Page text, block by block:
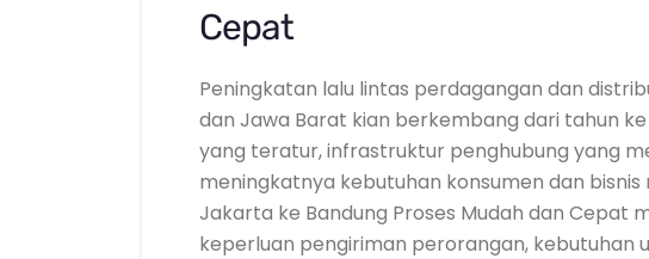
Cepat
Peningkatan lalu lintas perdagangan dan
dan Jawa Barat kian berkembang dari tahun
yang teratur, infrastruktur penghubung yang
meningkatnya kebutuhan konsumen dan
Jakarta ke Bandung Proses Mudah dan Cepat
keperluan pengiriman perorangan, kebutuhan